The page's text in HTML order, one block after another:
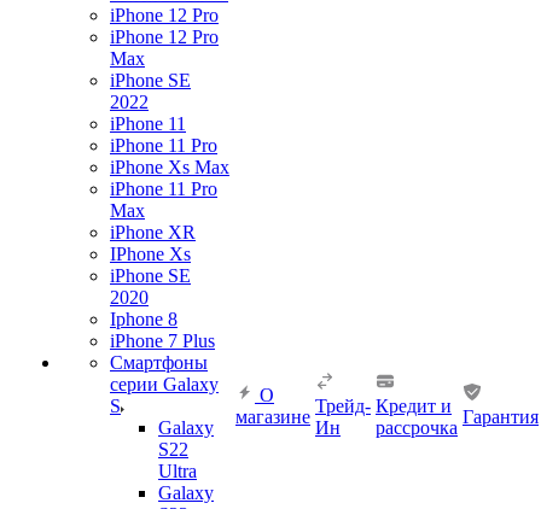
iPhone 12 Pro
iPhone 12 Pro
Max
iPhone SE
2022
iPhone 11
iPhone 11 Pro
iPhone Xs Max
iPhone 11 Pro
Max
iPhone XR
IPhone Xs
iPhone SE
2020
Iphone 8
iPhone 7 Plus
Смартфоны
серии Galaxy
S
Galaxy
S22
Ultra
Galaxy
О
магазине
Трейд-
Ин
Кредит и
рассрочка
Гарантия